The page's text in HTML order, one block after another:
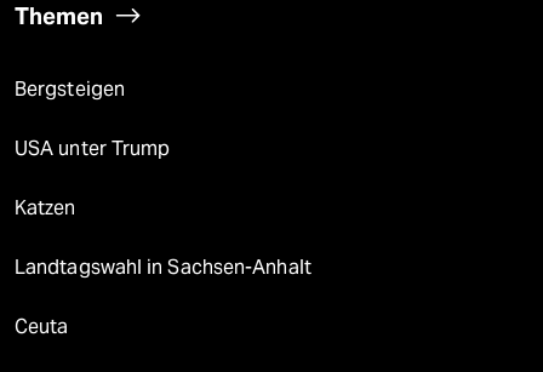
Themen
Bergsteigen
USA unter Trump
Katzen
Landtagswahl in Sachsen-Anhalt
Ceuta